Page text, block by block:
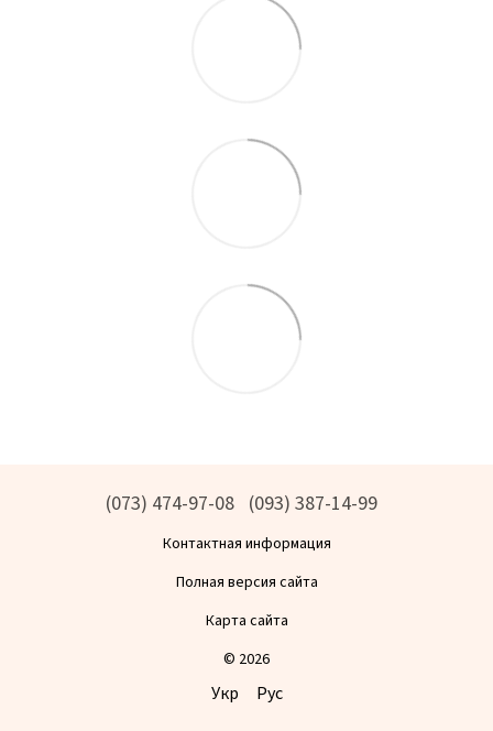
(073) 474-97-08 (093) 387-14-99
Контактная информация
Полная версия сайта
Карта сайта
© 2026
Укр Рус